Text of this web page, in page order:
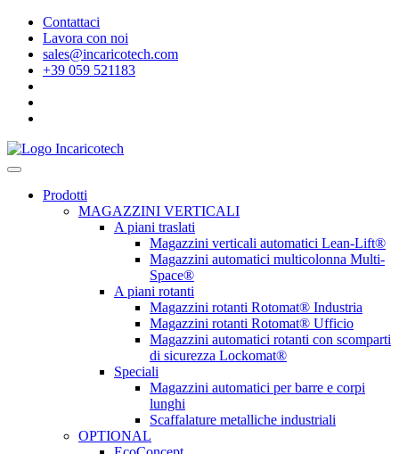
Contattaci
Lavora con noi
sales@incaricotech.com
+39 059 521183
Prodotti
MAGAZZINI VERTICALI
A piani traslati
Magazzini verticali automatici Lean-Lift®
Magazzini automatici multicolonna Multi-
Space®
A piani rotanti
Magazzini rotanti Rotomat® Industria
Magazzini rotanti Rotomat® Ufficio
Magazzini automatici rotanti con scomparti
di sicurezza Lockomat®
Speciali
Magazzini automatici per barre e corpi
lunghi
Scaffalature metalliche industriali
OPTIONAL